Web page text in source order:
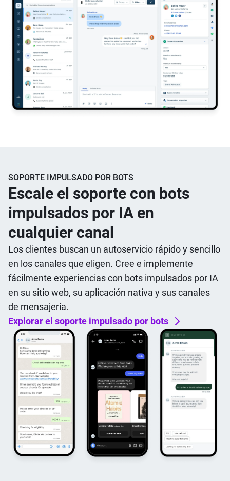
SOPORTE IMPULSADO POR BOTS
Escale el soporte con bots
impulsados por IA en
cualquier canal
Los clientes buscan un autoservicio rápido y sencillo
en los canales que eligen. Cree e implemente
fácilmente experiencias con bots impulsados por IA
en su sitio web, su aplicación nativa y sus canales
de mensajería.
Explorar el soporte impulsado por bots